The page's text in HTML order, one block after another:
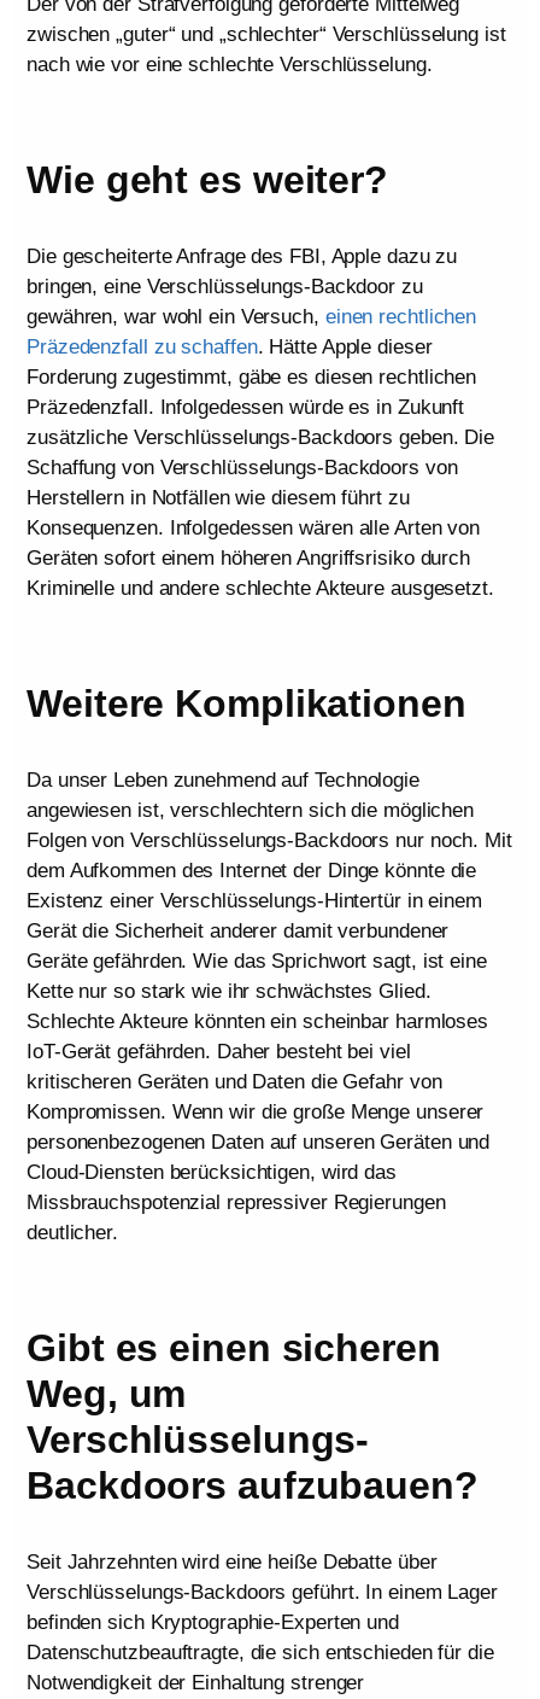
zwischen „guter“ und „schlechter“ Verschlüsselung ist
nach wie vor eine schlechte Verschlüsselung.
Wie geht es weiter?
Die gescheiterte Anfrage des FBI, Apple dazu zu
bringen, eine Verschlüsselungs-Backdoor zu
gewähren, war wohl ein Versuch, einen rechtlichen
Präzedenzfall zu schaffen. Hätte Apple dieser
Forderung zugestimmt, gäbe es diesen rechtlichen
Präzedenzfall. Infolgedessen würde es in Zukunft
zusätzliche Verschlüsselungs-Backdoors geben. Die
Schaffung von Verschlüsselungs-Backdoors von
Herstellern in Notfällen wie diesem führt zu
Konsequenzen. Infolgedessen wären alle Arten von
Geräten sofort einem höheren Angriffsrisiko durch
Kriminelle und andere schlechte Akteure ausgesetzt.
Weitere Komplikationen
Da unser Leben zunehmend auf Technologie
angewiesen ist, verschlechtern sich die möglichen
Folgen von Verschlüsselungs-Backdoors nur noch. Mit
dem Aufkommen des Internet der Dinge könnte die
Existenz einer Verschlüsselungs-Hintertür in einem
Gerät die Sicherheit anderer damit verbundener
Geräte gefährden. Wie das Sprichwort sagt, ist eine
Kette nur so stark wie ihr schwächstes Glied.
Schlechte Akteure könnten ein scheinbar harmloses
IoT-Gerät gefährden. Daher besteht bei viel
kritischeren Geräten und Daten die Gefahr von
Kompromissen. Wenn wir die große Menge unserer
personenbezogenen Daten auf unseren Geräten und
Cloud-Diensten berücksichtigen, wird das
Missbrauchspotenzial repressiver Regierungen
deutlicher.
Gibt es einen sicheren
Weg, um
Verschlüsselungs-
Backdoors aufzubauen?
Seit Jahrzehnten wird eine heiße Debatte über
Verschlüsselungs-Backdoors geführt. In einem Lager
befinden sich Kryptographie-Experten und
Datenschutzbeauftragte, die sich entschieden für die
Notwendigkeit der Einhaltung strenger